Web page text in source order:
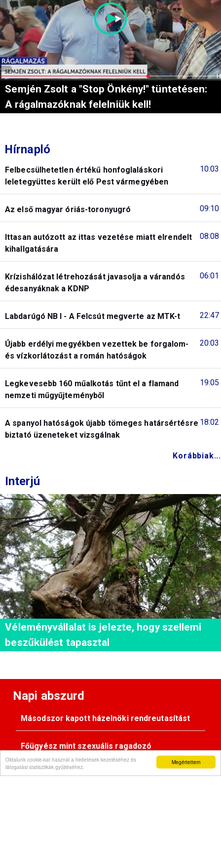
Megértettem
Oldalunk cookie-kat használ a hirdetések kezeléséhez és
látogatási statisztikák gyűjtéséhez.
Semjén Zsolt a "Stop Önkény!" tüntetésen:
A rágalmazóknak felelniük kell!
Hírnapló
10:03
Felbecsülhetetlen értékű honfoglaláskori
leletegyüttes került elő Pest vármegyében
09:10
Az első magyar óriás-toronyugró
08:08
Ittasan autózott az ittas vezetése miatt elrendelt
kihallgatására
06:01
Krízishálózat létrehozását javasolja a várandós
édesanyáknak a KDNP
22:47
Labdarúgó NB I - A Felcsút megverte az MTK-t
20:03
Újabb erdélyi megyékben vezettek be forgalom-
és vízkorlátozást a román hatóságok
19:05
Legkevesebb 160 műalkotás tűnt el a flamand
nemzeti műgyűjteményből
18:02
A spanyol hatóságok újabb tömeges határsértésre
biztató üzeneteket vizsgálnak
Korábbiak...
Interjú
Véleményvállalat is jelezte, hogy szellemi
beszűkülést tapasztal
Napi abszurd
Másodszor kapott házelnöki rendreutasítást
Főügyész mint szexuális ragadozó
Pimasz önkényúr